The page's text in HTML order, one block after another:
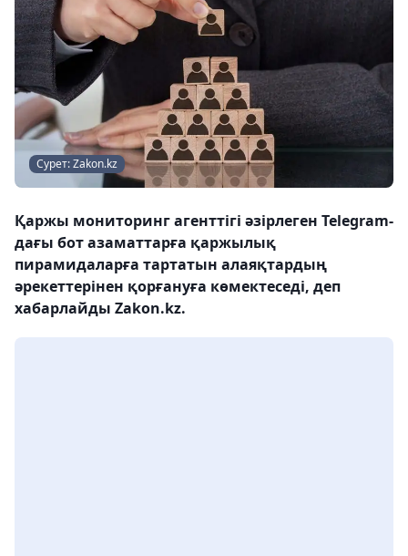
Сурет: Zakon.kz
Қаржы мониторинг агенттігі әзірлеген Telegram-
дағы бот азаматтарға қаржылық
пирамидаларға тартатын алаяқтардың
әрекеттерінен қорғануға көмектеседі, деп
хабарлайды Zakon.kz.